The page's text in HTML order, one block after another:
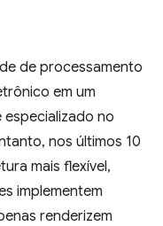
de processamento
em um
no
nos últimos 10
mais flexível,
implementem
renderizem